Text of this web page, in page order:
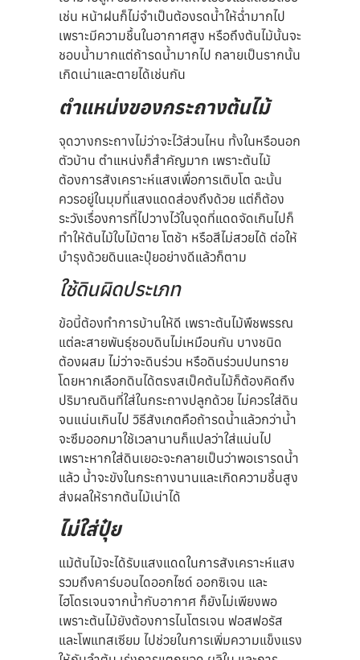
เช่น หน้าฝนก็ไม่จำเป็นต้องรดน้ำให้ฉ่ำมากไป
เพราะมีความชื้นในอากาศสูง หรือถึงต้นไม้นั้นจะ
ชอบน้ำมากแต่ถ้ารดน้ำมากไป กลายเป็นรากนั้น
เกิดเน่าและตายได้เช่นกัน
ตำแหน่งของกระถางต้นไม้
จุดวางกระถางไม่ว่าจะไว้ส่วนไหน ทั้งในหรือนอก
ตัวบ้าน ตำแหน่งก็สำคัญมาก เพราะต้นไม้
ต้องการสังเคราะห์แสงเพื่อการเติบโต ฉะนั้น
ควรอยู่ในมุมที่แสงแดดส่องถึงด้วย แต่ก็ต้อง
ระวังเรื่องการที่ไปวางไว้ในจุดที่แดดจัดเกินไปก็
ทำให้ต้นไม้ใบไม้ตาย โตช้า หรือสีไม่สวยได้ ต่อให้
บำรุงด้วยดินและปุ๋ยอย่างดีแล้วก็ตาม
ใช้ดินผิดประเภท
ข้อนี้ต้องทำการบ้านให้ดี เพราะต้นไม้พืชพรรณ
แต่ละสายพันธุ์ชอบดินไม่เหมือนกัน บางชนิด
ต้องผสม ไม่ว่าจะดินร่วน หรือดินร่วนปนทราย
โดยหากเลือกดินได้ตรงสเป็คต้นไม้ก็ต้องคิดถึง
ปริมาณดินที่ใส่ในกระถางปลูกด้วย ไม่ควรใส่ดิน
จนแน่นเกินไป วิธีสังเกตคือถ้ารดน้ำแล้วกว่าน้ำ
จะซึมออกมาใช้เวลานานก็แปลว่าใส่แน่นไป
เพราะหากใส่ดินเยอะจะกลายเป็นว่าพอเรารดน้ำ
แล้ว น้ำจะขังในกระถางนานและเกิดความชื้นสูง
ส่งผลให้รากต้นไม้เน่าได้
ไม่ใส่ปุ๋ย
แม้ต้นไม้จะได้รับแสงแดดในการสังเคราะห์แสง
รวมถึงคาร์บอนไดออกไซด์ ออกซิเจน และ
ไฮโดรเจนจากน้ำกับอากาศ ก็ยังไม่เพียงพอ
เพราะต้นไม้ยังต้องการไนโตรเจน ฟอสฟอรัส
และโพแทสเซียม ไปช่วยในการเพิ่มความแข็งแรง